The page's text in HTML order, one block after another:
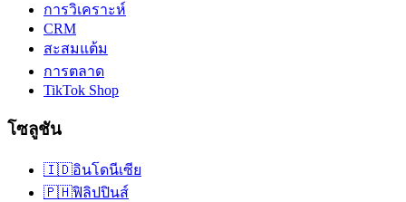
การวิเคราะห์
CRM
สะสมแต้ม
การตลาด
TikTok Shop
โซลูชัน
🇮🇩อินโดนีเซีย
🇵🇭ฟิลิปปินส์